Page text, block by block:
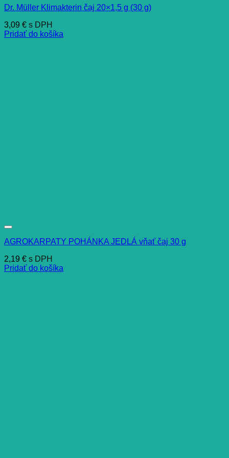
Dr. Müller Klimakterin čaj 20×1,5 g (30 g)
3,09 € s DPH
Pridať do košíka
AGROKARPATY POHÁNKA JEDLÁ vňať čaj 30 g
2,19 € s DPH
Pridať do košíka